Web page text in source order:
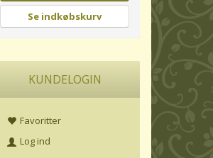
Se indkøbskurv
KUNDELOGIN
Favoritter
Log ind